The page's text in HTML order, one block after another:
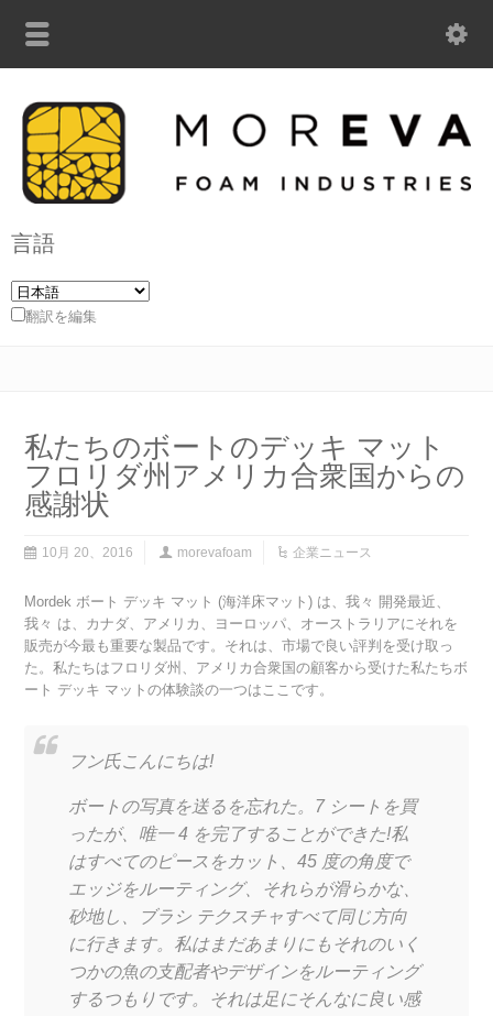
言語
翻訳を編集
私たちのボートのデッキ マット
フロリダ州アメリカ合衆国からの
感謝状
10月 20、2016 morevafoam 企業ニュース
Mordek ボート デッキ マット (海洋床マット) は、我々 開発最近、
我々 は、カナダ、アメリカ、ヨーロッパ、オーストラリアにそれを
販売が今最も重要な製品です。それは、市場で良い評判を受け取っ
た。私たちはフロリダ州、アメリカ合衆国の顧客から受けた私たちボ
ート デッキ マットの体験談の一つはここです。
フン氏こんにちは!
ボートの写真を送るを忘れた。7 シートを買
ったが、唯一 4 を完了することができた!私
はすべてのピースをカット、45 度の角度で
エッジをルーティング、それらが滑らかな、
砂地し、ブラシ テクスチャすべて同じ方向
に行きます。私はまだあまりにもそれのいく
つかの魚の支配者やデザインをルーティング
するつもりです。それは足にそんなに良い感